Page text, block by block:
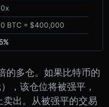
BTC = $400,000
的多仓。如果比特币的
，该仓位将被强平，
出。从被强平的交易